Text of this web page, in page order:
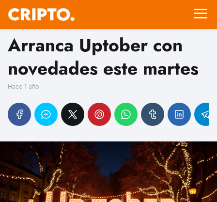
Arranca Uptober con
novedades este martes
hace 1 año